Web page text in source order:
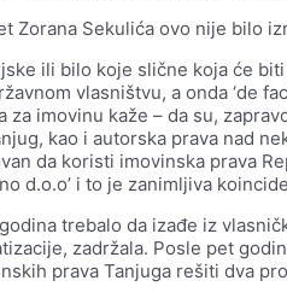
Zorana Sekulića ovo nije bilo
ili bilo koje slične koja će
vlasništvu, a onda ‘de
za imovinu kaže – da su,
kao i autorska prava nad
da koristi imovinska prava
d.o.o’ i to je zanimljiva
trebalo da izađe iz
zadržala. Posle pet
prava Tanjuga rešiti dva